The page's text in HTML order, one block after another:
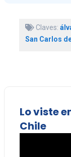
Claves:
San Carlos
Lo viste
Chile